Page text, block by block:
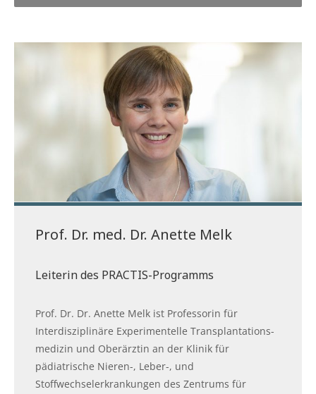
Prof. Dr. med. Dr. Anette Melk
Leiterin des PRACTIS-Programms
Prof. Dr. Dr. Anette Melk ist Professorin für
Interdisziplinäre Experimentelle Transplantations-
medizin und Oberärztin an der Klinik für
pädiatrische Nieren-, Leber-, und
Stoffwechselerkrankungen des Zentrums für